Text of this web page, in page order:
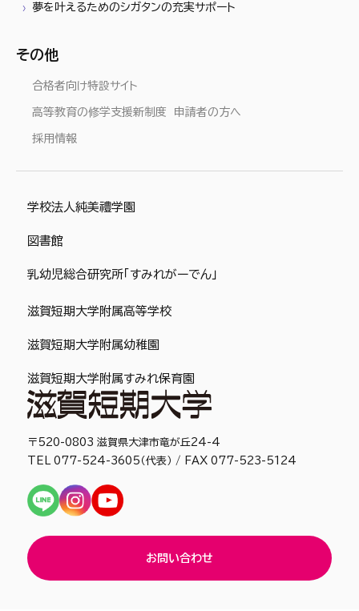
夢を叶えるためのシガタンの充実サポート
その他
合格者向け特設サイト
高等教育の修学支援新制度 申請者の方へ
採用情報
〒520-0803 滋賀県大津市竜が丘24-4
TEL 077-524-3605（代表） / FAX 077-523-5124
お問い合わせ
学校法人純美禮学園
図書館
乳幼児総合研究所「すみれがーでん」
滋賀短期大学附属高等学校
滋賀短期大学附属幼稚園
滋賀短期大学附属すみれ保育園